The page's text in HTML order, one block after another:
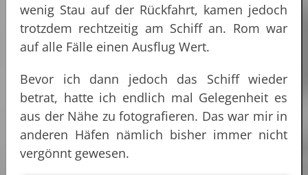
wenig Stau auf der Rückfahrt, kamen jedoch
trotzdem rechtzeitig am Schiff an. Rom war
auf alle Fälle einen Ausflug Wert.
Bevor ich dann jedoch das Schiff wieder
betrat, hatte ich endlich mal Gelegenheit es
aus der Nähe zu fotografieren. Das war mir in
anderen Häfen nämlich bisher immer nicht
vergönnt gewesen.